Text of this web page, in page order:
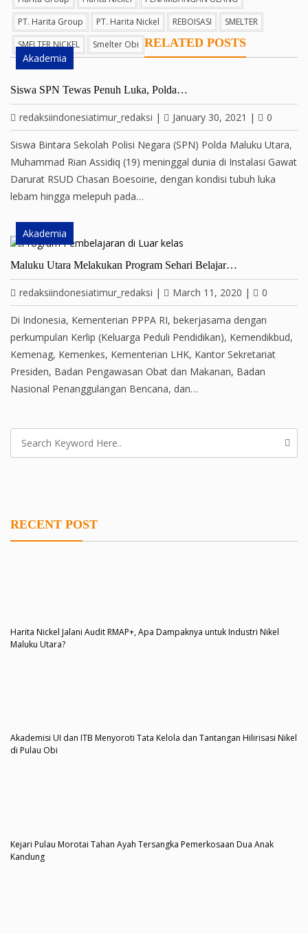
PT. Harita Group
PT. Harita Nickel REBOISASI
SMELTER
SMELTER NICKEL
Smelter Obi RELATED POSTS
Akademia
Siswa SPN Tewas Penuh Luka, Polda…
redaksiindonesiatimur_redaksi | January 30, 2021 | 0
Siswa Bintara Sekolah Polisi Negara (SPN) Polda Maluku Utara,
Muhammad Rian Assidiq (19) meninggal dunia di Instalasi Gawat
Darurat RSUD Chasan Boesoirie, dengan kondisi tubuh luka
lebam hingga melepuh pada…
Akademia
Maluku Utara Melakukan Program Sehari Belajar…
redaksiindonesiatimur_redaksi | March 11, 2020 | 0
Di Indonesia, Kementerian PPPA RI, bekerjasama dengan
perkumpulan Kerlip (Keluarga Peduli Pendidikan), Kemendikbud,
Kemenag, Kemenkes, Kementerian LHK, Kantor Sekretariat
Presiden, Badan Pengawasan Obat dan Makanan, Badan
Nasional Penanggulangan Bencana, dan…
RECENT POST
Harita Nickel Jalani Audit RMAP+, Apa Dampaknya untuk Industri Nikel
Maluku Utara?
Akademisi UI dan ITB Menyoroti Tata Kelola dan Tantangan Hilirisasi Nikel
di Pulau Obi
Kejari Pulau Morotai Tahan Ayah Tersangka Pemerkosaan Dua Anak
Kandung